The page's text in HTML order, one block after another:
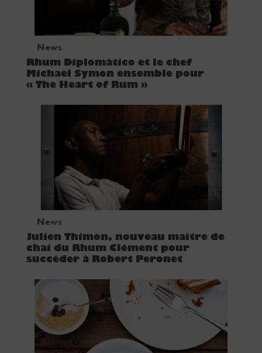
News
Rhum Diplomático et le chef
Michael Symon ensemble pour
« The Heart of Rum »
News
Julien Thimon, nouveau maître de
chai du Rhum Clément pour
succéder à Robert Peronet